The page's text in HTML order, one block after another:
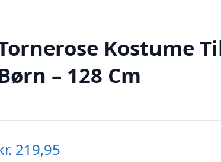
Kostume
– 128 Cm
219,95